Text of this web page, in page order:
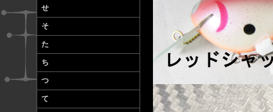
せ
そ
た
ち
つ
て